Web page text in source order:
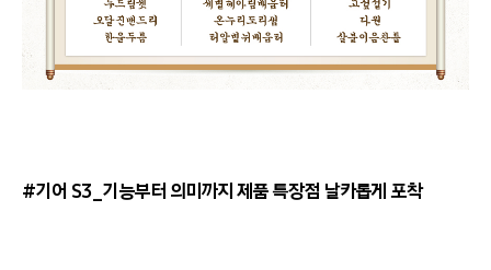
#기어 S3_기능부터 의미까지 제품 특장점 날카롭게 포착